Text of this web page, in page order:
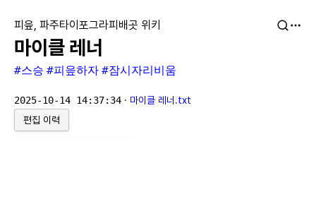
피읖, 파주타이포그라피배곳 위키
마이클 레너
#스승 #피읖하자 #잠시자리비움
2025-10-14 14:37:34 · 마이클 레너.txt
편집 이력